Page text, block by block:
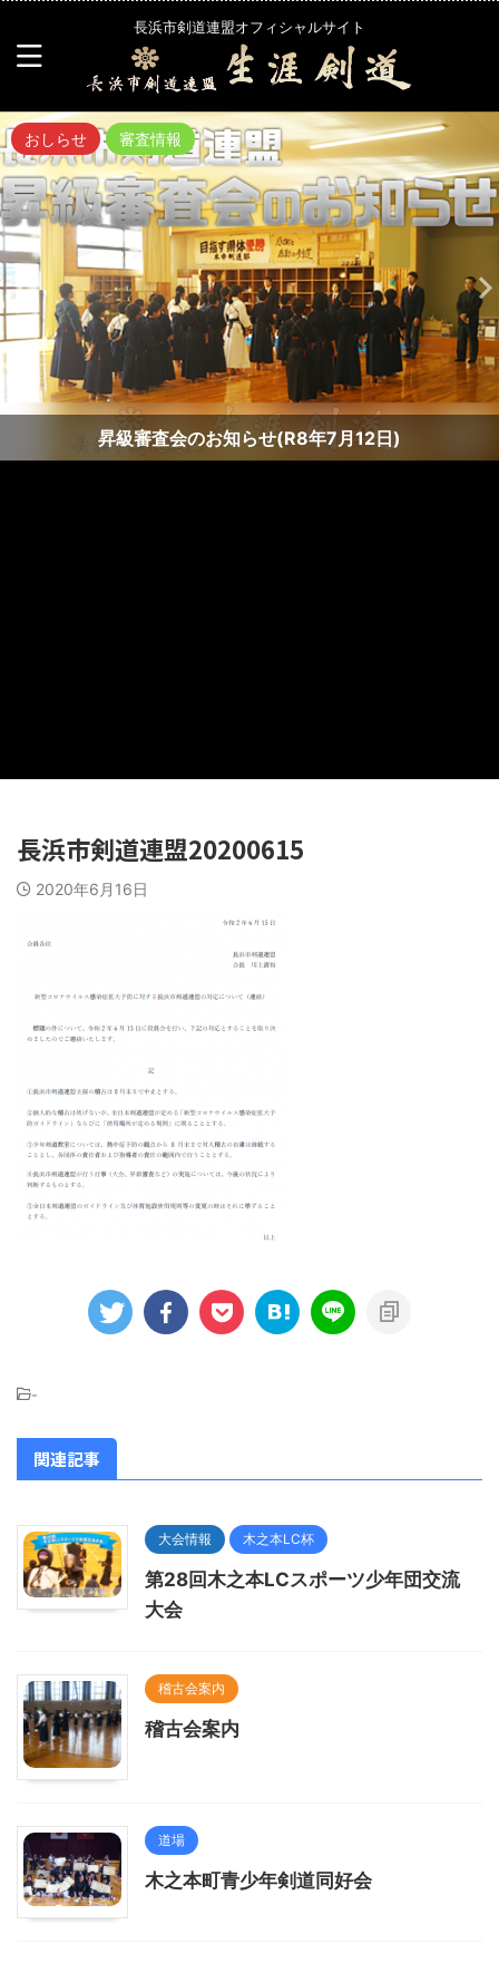
長浜市剣道連盟オフィシャルサイト
おしらせ 審査情報
昇級審査会のお知らせ(R8年7月12日)
長浜市剣道連盟20200615
2020年6月16日
-
関連記事
大会情報 木之本LC杯
第28回木之本LCスポーツ少年団交流
大会
稽古会案内
稽古会案内
道場
木之本町青少年剣道同好会